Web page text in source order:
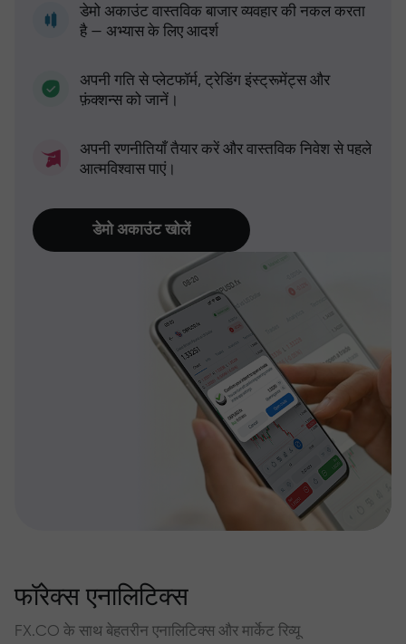
डेमो अकाउंट वास्तविक बाजार व्यवहार की नकल करता
है — अभ्यास के लिए आदर्श
अपनी गति से प्लेटफॉर्म, ट्रेडिंग इंस्ट्रूमेंट्स और
फ़ंक्शन्स को जानें।
अपनी रणनीतियाँ तैयार करें और वास्तविक निवेश से पहले
आत्मविश्वास पाएं।
डेमो अकाउंट खोलें
फॉरेक्स एनालिटिक्स
FX.CO के साथ बेहतरीन एनालिटिक्स और मार्केट रिव्यू